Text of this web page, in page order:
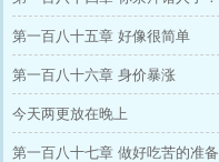
第一百八十五章 好像很简单
第一百八十六章 身价暴涨
今天两更放在晚上
第一百八十七章 做好吃苦的准备